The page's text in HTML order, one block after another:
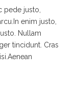
pede justo,
enim justo,
Nullam
tincidunt. Cras